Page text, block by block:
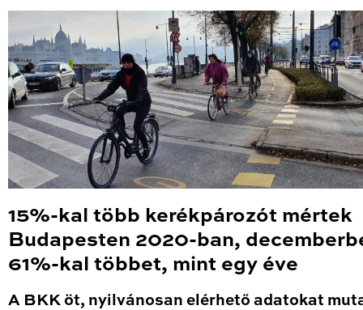
15%-kal több kerékpározót mértek
Budapesten 2020-ban,
61%-kal többet, mint egy éve
A BKK öt, nyilvánosan elérhető adatokat